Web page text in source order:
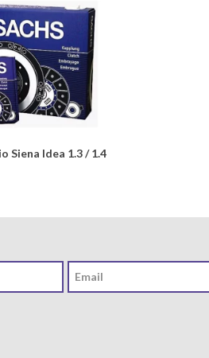
Siena Idea 1.3 / 1.4